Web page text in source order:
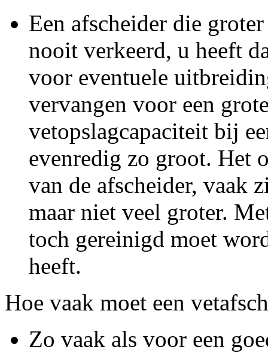
Een afscheider die
nooit verkeerd, u heeft
voor eventuele
vervangen voor een
vetopslagcapaciteit bij
evenredig zo groot. Het
van de afscheider, vaak
maar niet veel groter.
toch gereinigd moet
heeft.
Hoe vaak moet een
Zo vaak als voor een